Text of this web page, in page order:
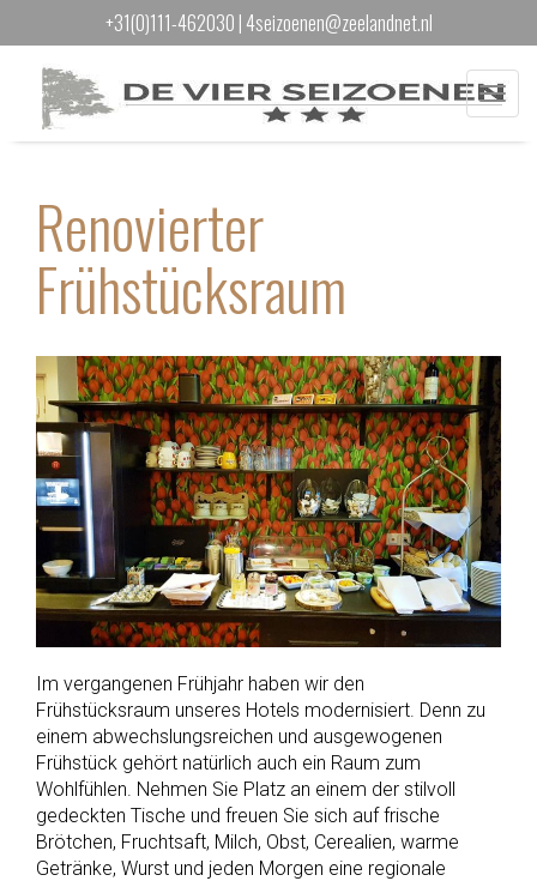
+31(0)111-462030 | 4seizoenen@zeelandnet.nl
Menu
Renovierter
Frühstücksraum
Im vergangenen Frühjahr haben wir den
Frühstücksraum unseres Hotels modernisiert. Denn zu
einem abwechslungsreichen und ausgewogenen
Frühstück gehört natürlich auch ein Raum zum
Wohlfühlen. Nehmen Sie Platz an einem der stilvoll
gedeckten Tische und freuen Sie sich auf frische
Brötchen, Fruchtsaft, Milch, Obst, Cerealien, warme
Getränke, Wurst und jeden Morgen eine regionale